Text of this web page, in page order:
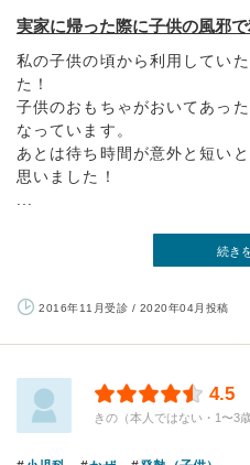
実家に帰った際に子供の風邪で
私の子供の頃から利用してい
た！
子供のおもちゃがおいてあっ
なっています。
あとは待ち時間が意外と短い
思いました！
続き
2016年11月受診 / 2020年04月投稿
4.5
きの（本人ではない・1〜3